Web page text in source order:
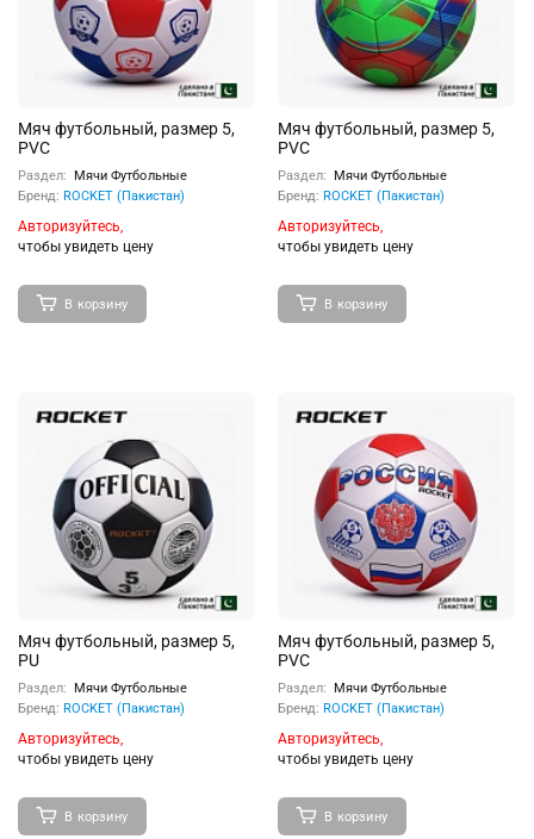
Мяч футбольный, размер 5,
PVC
Раздел:
Мячи Футбольные
Бренд: ROCKET (Пакистан)
Авторизуйтесь,
чтобы увидеть цену
В корзину
Мяч футбольный, размер 5,
PVC
Раздел:
Мячи Футбольные
Бренд: ROCKET (Пакистан)
Авторизуйтесь,
чтобы увидеть цену
В корзину
Мяч футбольный, размер 5,
PU
Раздел:
Мячи Футбольные
Бренд: ROCKET (Пакистан)
Авторизуйтесь,
чтобы увидеть цену
В корзину
Мяч футбольный, размер 5,
PVC
Раздел:
Мячи Футбольные
Бренд: ROCKET (Пакистан)
Авторизуйтесь,
чтобы увидеть цену
В корзину